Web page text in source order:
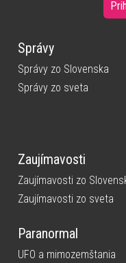
Správy
Správy zo Slovenska
Správy zo sveta
Zaujímavosti
Zaujímavosti zo
Zaujímavosti zo sveta
Paranormal
UFO a mimozemštania